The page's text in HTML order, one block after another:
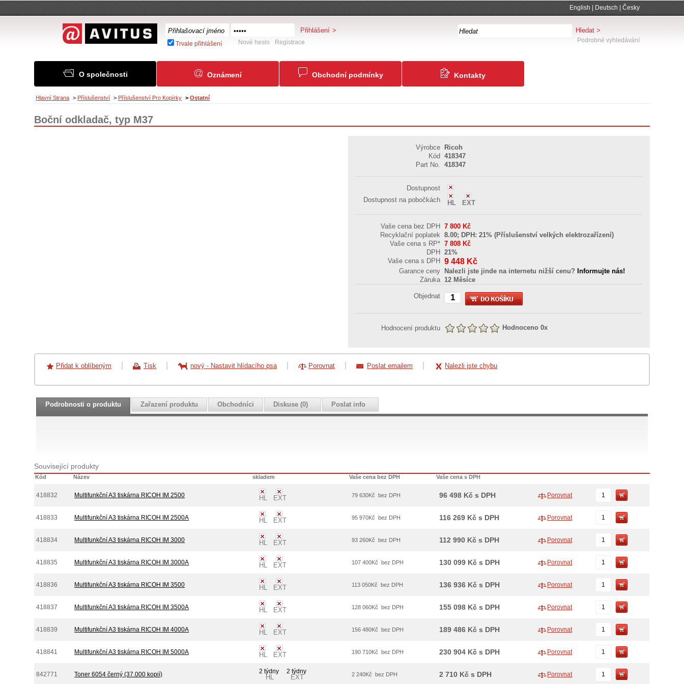
Hlavní Strana > Příslušenství > Příslušenství Pro Kopírky > Ostatní
Boční odkladač, typ M37
Výrobce
Ricoh
Kód
418347
Part No.
418347
Dostupnost
Dostupnost na pobočkách
HL EXT
Vaše cena bez DPH 7 800 Kč
Recyklační poplatek 8.00; DPH: 21% (Příslušenství velkých elektrozařízení)
Vaše cena s RP* 7 808 Kč
DPH
21%
Vaše cena s DPH
9 448 Kč
Garance ceny Nalezli jste jinde na internetu nižší cenu? Informujte nás!
Záruka 12 Měsíce
Objednat
Hodnocení produktu Hodnoceno 0x
Přidat k oblíbeným Tisk nový - Nastavit hlídacího psa Porovnat Poslat emailem Nalezli jste chybu
Podrobnosti o produktu Zařazení produktu Obchodníci Diskuse (0) Poslat info
Související produkty
Kód Název skladem Vaše cena bez DPH Vaše cena s DPH
418832 Multifunkční A3 tiskárna RICOH IM 2500 HL EXT 79 630Kč bez DPH 96 498 Kčs DPH Porovnat
418833 Multifunkční A3 tiskárna RICOH IM 2500A HL EXT 95 970Kč bez DPH 116 269 Kčs DPH Porovnat
418834 Multifunkční A3 tiskárna RICOH IM 3000 HL EXT 93 260Kč bez DPH 112 990 Kčs DPH Porovnat
418835 Multifunkční A3 tiskárna RICOH IM 3000A HL EXT 107 400Kč bez DPH 130 099 Kčs DPH Porovnat
418836 Multifunkční A3 tiskárna RICOH IM 3500 HL EXT 113 050Kč bez DPH 136 936 Kčs DPH Porovnat
418837 Multifunkční A3 tiskárna RICOH IM 3500A HL EXT 128 060Kč bez DPH 155 098 Kčs DPH Porovnat
418839 Multifunkční A3 tiskárna RICOH IM 4000A HL EXT 156 480Kč bez DPH 189 486 Kčs DPH Porovnat
418841 Multifunkční A3 tiskárna RICOH IM 5000A HL EXT 190 710Kč bez DPH 230 904 Kčs DPH Porovnat
842771 Toner 6054 černý (37.000 kopií) 2 týdny
HL
2 týdny
EXT 2 240Kč bez DPH 2 710 Kčs DPH Porovnat
Podrobné vyhledávání
English Deutsch Česky
O společnosti Oznámení Obchodní podmínky Kontakty
Přihlášení
Trvale přihlášení Registrace
Nové heslo